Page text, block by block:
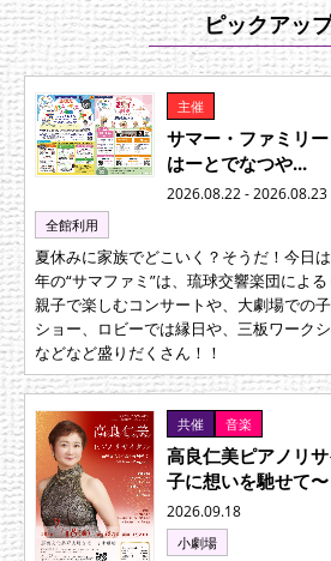
ピックアッ
主催
サマー・ファミリ
はーとでなつや...
2026.08.22 - 2026.08.23
全館利用
夏休みに家族でどこいく？そうだ！今日
年の“サマファミ”は、琉球交響楽団によ
親子で楽しむコンサートや、大劇場での
ショー、ロビーでは縁日や、三板ワーク
などなど盛りだくさん！！
共催 音楽
高良仁美ピアノリ
子に想いを馳せて〜
2026.09.18
小劇場